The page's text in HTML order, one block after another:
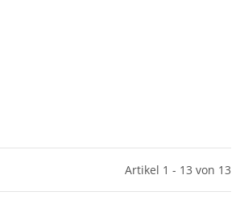
Artikel 1 - 13 von 13